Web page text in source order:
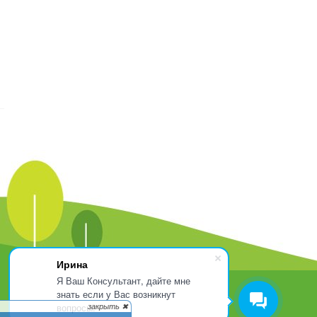
Ирина
Я Ваш Консультант, дайте мне
знать если у Вас возникнут
вопросы.